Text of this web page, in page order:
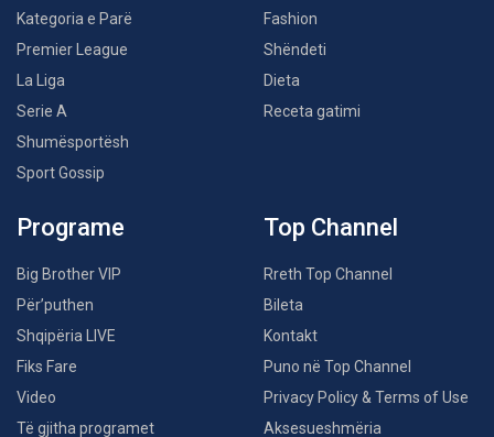
Kategoria e Parë
Premier League
La Liga
Serie A
Shumësportësh
Sport Gossip
Fashion
Shëndeti
Dieta
Receta gatimi
Programe
Big Brother VIP
Për’puthen
Shqipëria LIVE
Fiks Fare
Video
Të gjitha programet
Top Channel
Rreth Top Channel
Bileta
Kontakt
Puno në Top Channel
Privacy Policy & Terms of Use
Aksesueshmëria